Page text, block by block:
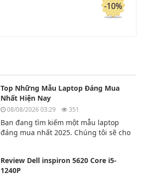
-10%
Top Những Mẫu Laptop Đáng Mua
Nhất Hiện Nay
08/08/2026 03:29 351
Bạn đang tìm kiếm một mẫu laptop
đáng mua nhất 2025. Chúng tôi sẽ cho
Review Dell inspiron 5620 Core i5-
1240P